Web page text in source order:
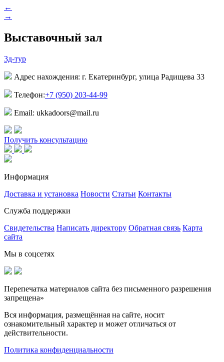
←
→
Выставочный зал
3д-тур
Адрес нахождения: г. Екатеринбург, улица Радищева 33
Телефон:+7 (950) 203-44-99
Email: ukkadoors@mail.ru
Получить консультацию
Информация
Доставка и установка Новости Статьи Контакты
Служба поддержки
Свидетельства Написать директору Обратная связь Карта
сайта
Мы в соцсетях
Перепечатка материалов сайта без письменного разрешения
запрещена»
Вся информация, размещённая на сайте, носит
ознакомительный характер и может отличаться от
действительности.
Политика конфиденциальности